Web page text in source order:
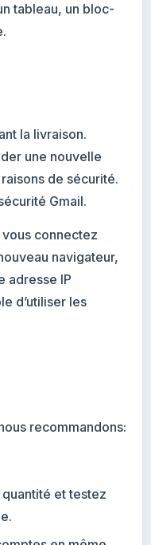
tableau, un bloc-
la livraison.
une nouvelle
de sécurité.
Gmail.
connectez
navigateur,
adresse IP
d’utiliser les
recommandons:
et testez